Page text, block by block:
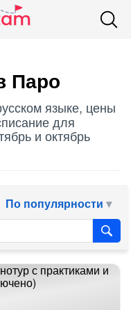
Паро
языке, цены
для
и октябрь
По популярности